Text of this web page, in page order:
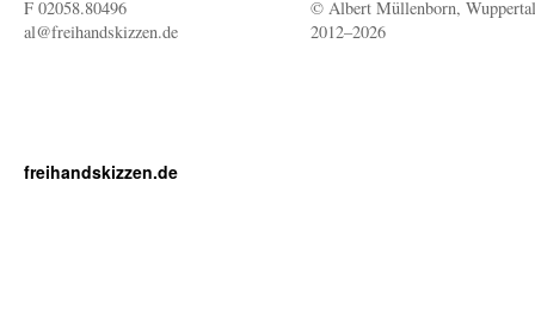
F 02058.80496
al@freihandskizzen.de
© Albert Müllenborn, Wuppertal
2012–2026
freihandskizzen.de